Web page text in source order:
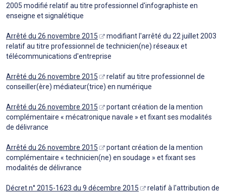
2005 modifié relatif au titre professionnel d'infographiste en
enseigne et signalétique
Arrêté du 26 novembre 2015
modifiant l'arrêté du 22 juillet 2003
relatif au titre professionnel de technicien(ne) réseaux et
télécommunications d'entreprise
Arrêté du 26 novembre 2015
relatif au titre professionnel de
conseiller(ère) médiateur(trice) en numérique
Arrêté du 26 novembre 2015
portant création de la mention
complémentaire « mécatronique navale » et fixant ses modalités
de délivrance
Arrêté du 26 novembre 2015
portant création de la mention
complémentaire « technicien(ne) en soudage » et fixant ses
modalités de délivrance
Décret n° 2015-1623 du 9 décembre 2015
relatif à l'attribution de